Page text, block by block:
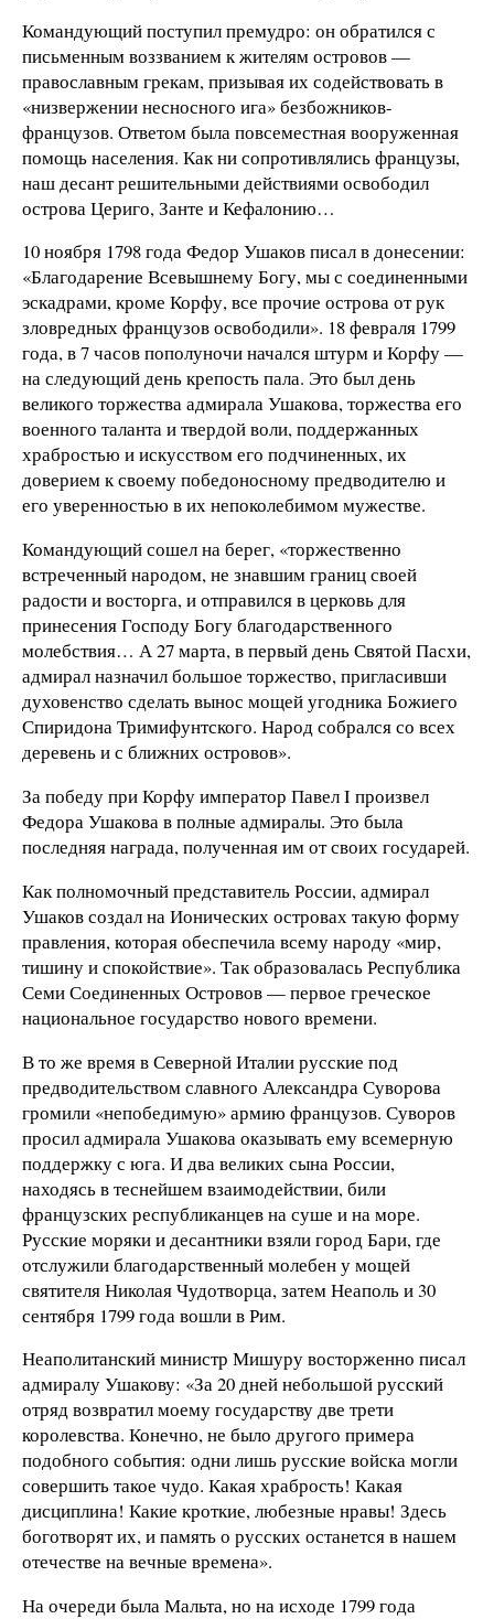
Командующий поступил премудро: он обратился с
письменным воззванием к жителям островов —
православным грекам, призывая их содействовать в
«низвержении несносного ига» безбожников-
французов. Ответом была повсеместная вооруженная
помощь населения. Как ни сопротивлялись французы,
наш десант решительными действиями освободил
острова Цериго, Занте и Кефалонию…
10 ноября 1798 года Федор Ушаков писал в донесении:
«Благодарение Всевышнему Богу, мы с соединенными
эскадрами, кроме Корфу, все прочие острова от рук
зловредных французов освободили». 18 февраля 1799
года, в 7 часов пополуночи начался штурм и Корфу —
на следующий день крепость пала. Это был день
великого торжества адмирала Ушакова, торжества его
военного таланта и твердой воли, поддержанных
храбростью и искусством его подчиненных, их
доверием к своему победоносному предводителю и
его уверенностью в их непоколебимом мужестве.
Командующий сошел на берег, «торжественно
встреченный народом, не знавшим границ своей
радости и восторга, и отправился в церковь для
принесения Господу Богу благодарственного
молебствия… А 27 марта, в первый день Святой Пасхи,
адмирал назначил большое торжество, пригласивши
духовенство сделать вынос мощей угодника Божиего
Спиридона Тримифунтского. Народ собрался со всех
деревень и с ближних островов».
За победу при Корфу император Павел I произвел
Федора Ушакова в полные адмиралы. Это была
последняя награда, полученная им от своих государей.
Как полномочный представитель России, адмирал
Ушаков создал на Ионических островах такую форму
правления, которая обеспечила всему народу «мир,
тишину и спокойствие». Так образовалась Республика
Семи Соединенных Островов — первое греческое
национальное государство нового времени.
В то же время в Северной Италии русские под
предводительством славного Александра Суворова
громили «непобедимую» армию французов. Суворов
просил адмирала Ушакова оказывать ему всемерную
поддержку с юга. И два великих сына России,
находясь в теснейшем взаимодействии, били
французских республиканцев на суше и на море.
Русские моряки и десантники взяли город Бари, где
отслужили благодарственный молебен у мощей
святителя Николая Чудотворца, затем Неаполь и 30
сентября 1799 года вошли в Рим.
Неаполитанский министр Мишуру восторженно писал
адмиралу Ушакову: «За 20 дней небольшой русский
отряд возвратил моему государству две трети
королевства. Конечно, не было другого примера
подобного события: одни лишь русские войска могли
совершить такое чудо. Какая храбрость! Какая
дисциплина! Какие кроткие, любезные нравы! Здесь
боготворят их, и память о русских останется в нашем
отечестве на вечные времена».
На очереди была Мальта, но на исходе 1799 года